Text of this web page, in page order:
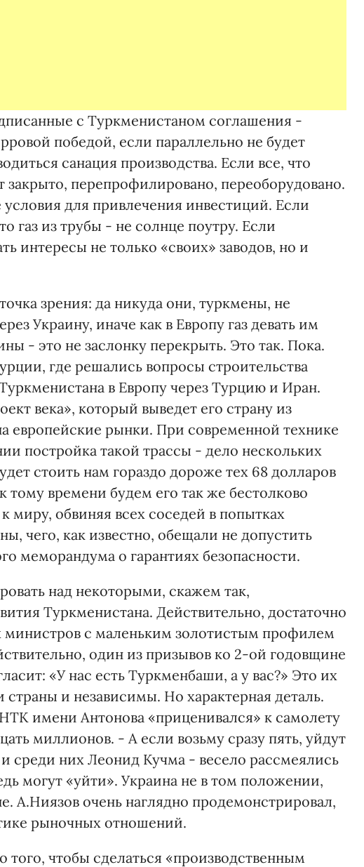
с Туркменистаном соглашения -
победой, если параллельно не будет
санация производства. Если все, что
закрыто, перепрофилировано, переоборудовано.
для привлечения инвестиций. Если
газ из трубы - не солнце поутру. Если
интересы не только «своих» заводов, но и
зрения: да никуда они, туркмены, не
Украину, иначе как в Европу газ девать им
- это не заслонку перекрыть. Это так. Пока.
где решались вопросы строительства
в Европу через Турцию и Иран.
века», который выведет его страну из
европейские рынки. При современной технике
постройка такой трассы - дело нескольких
стоить нам гораздо дороже тех 68 долларов
тому времени будем его так же бестолково
миру, обвиняя всех соседей в попытках
чего, как известно, обещали не допустить
меморандума о гарантиях безопасности.
над некоторыми, скажем так,
Туркменистана. Действительно, достаточно
министров с маленьким золотистым профилем
один из призывов ко 2-ой годовщине
«У нас есть Туркменбаши, а у вас?» Это их
страны и независимы. Но характерная деталь.
имени Антонова «приценивался» к самолету
миллионов. - А если возьму сразу пять, уйдут
среди них Леонид Кучма - весело рассмеялись
могут «уйти». Украина не в том положении,
А.Ниязов очень наглядно продемонстрировал,
рыночных отношений.
того, чтобы сделаться «производственным